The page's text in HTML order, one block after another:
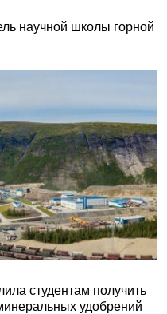
научной школы горной
студентам получить
удобрений